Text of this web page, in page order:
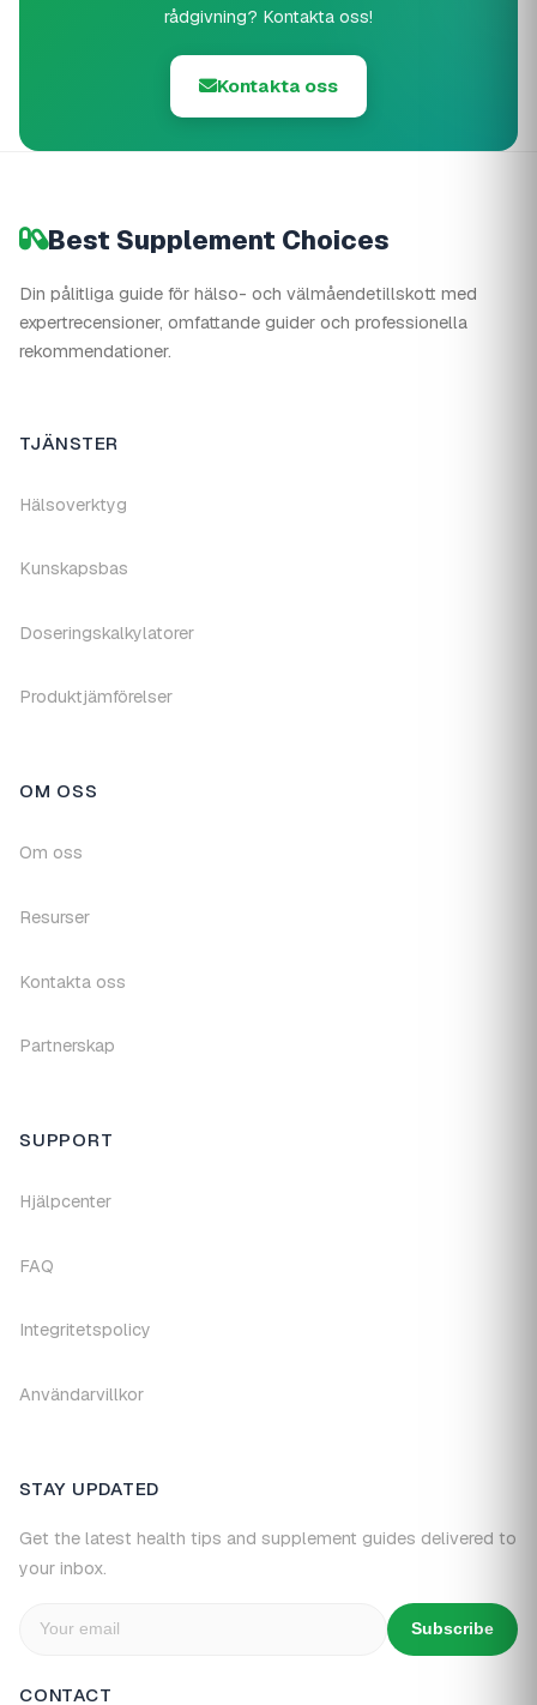
rådgivning? Kontakta oss!
Kontakta oss
Best Supplement Choices
Din pålitliga guide för hälso- och välmåendetillskott med
expertrecensioner, omfattande guider och professionella
rekommendationer.
TJÄNSTER
Hälsoverktyg
Kunskapsbas
Doseringskalkylatorer
Produktjämförelser
OM OSS
Om oss
Resurser
Kontakta oss
Partnerskap
SUPPORT
Hjälpcenter
FAQ
Integritetspolicy
Användarvillkor
STAY UPDATED
Get the latest health tips and supplement guides delivered to
your inbox.
Subscribe
CONTACT